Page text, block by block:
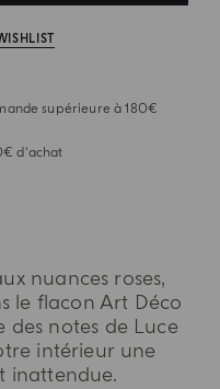
supérieure à 180€
d'achat
nuances roses,
le flacon Art Déco
des notes de Luce
intérieur une
inattendue.